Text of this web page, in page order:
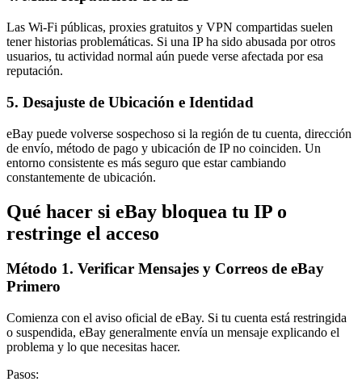
Las Wi-Fi públicas, proxies gratuitos y VPN compartidas suelen
tener historias problemáticas. Si una IP ha sido abusada por otros
usuarios, tu actividad normal aún puede verse afectada por esa
reputación.
5. Desajuste de Ubicación e Identidad
eBay puede volverse sospechoso si la región de tu cuenta, dirección
de envío, método de pago y ubicación de IP no coinciden. Un
entorno consistente es más seguro que estar cambiando
constantemente de ubicación.
Qué hacer si eBay bloquea tu IP o
restringe el acceso
Método 1. Verificar Mensajes y Correos de eBay
Primero
Comienza con el aviso oficial de eBay. Si tu cuenta está restringida
o suspendida, eBay generalmente envía un mensaje explicando el
problema y lo que necesitas hacer.
Pasos: